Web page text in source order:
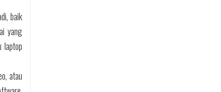
baik
yang
laptop
atau